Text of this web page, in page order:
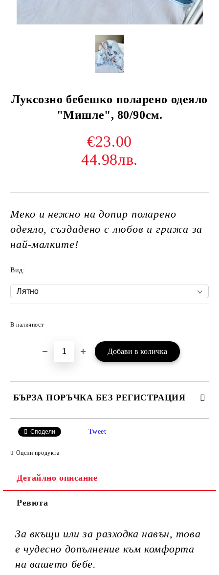
Луксозно бебешко поларено одеяло
"Мишле", 80/90см.
€23.00
44.98лв.
Меко и нежно на допир поларено
одеяло, създадено с любов и грижа за
най-малките!
Вид:
В наличност
БЪРЗА ПОРЪЧКА БЕЗ РЕГИСТРАЦИЯ
Сподели Tweet
Оцени продукта
Детайлно описание
Ревюта
За вкъщи или за разходка навън, това
е чудесно допълнение към комфорта
на вашето бебе.